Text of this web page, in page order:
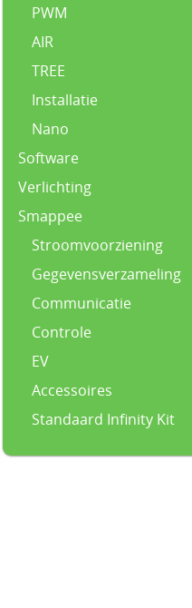
PWM
AIR
TREE
Installatie
Nano
Software
Verlichting
Smappee
Stroomvoorziening
Gegevensverzameling
Communicatie
Controle
EV
Accessoires
Standaard Infinity Kit